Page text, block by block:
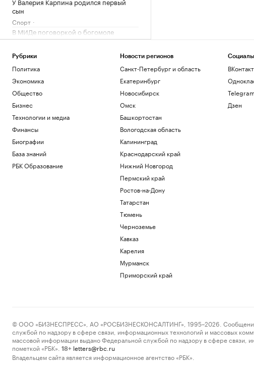
сын
Спорт
В МИДе поговоркой о богомоле
ответили на попытки поссорить Москву
Политика
«Ростелеком» объяснил сбой в работе
Рунета
Технологии и медиа
История биржевой торговли в России
Российские гимнастки поедут на ЧМ в
Германию без флага и гимна
Спорт
В Москве упростили выдачу
строительных отходов
В Финляндии при попытке сварить
самогон в ванной взорвалась квартира
Один из крупнейших производителей
человекоподобных роботов выйдет на
передачу сухогруза «Каффа» Украине
Загрузить еще
Рубрики
Политика
Экономика
Общество
Бизнес
Технологии и медиа
Финансы
Биографии
База знаний
РБК Образование
Новости регионов
Санкт-Петербург и область
Екатеринбург
Новосибирск
Омск
Башкортостан
Вологодская область
Калининград
Краснодарский край
Нижний Новгород
Пермский край
Ростов-на-Дону
Татарстан
Тюмень
Черноземье
Кавказ
Карелия
Мурманск
Приморский край
Telegram
Дзен
© ООО «БИЗНЕСПРЕСС», АО «РОСБИЗНЕСКОНСАЛТИНГ», 1995–2026. Сообщения и
службой по надзору в сфере связи, информационных технологий и массовых
массовой информации выдано Федеральной службой по надзору в сфере
пометкой «РБК».
18+ letters@rbc.ru
Владельцем сайта является информационное агентство «РБК».